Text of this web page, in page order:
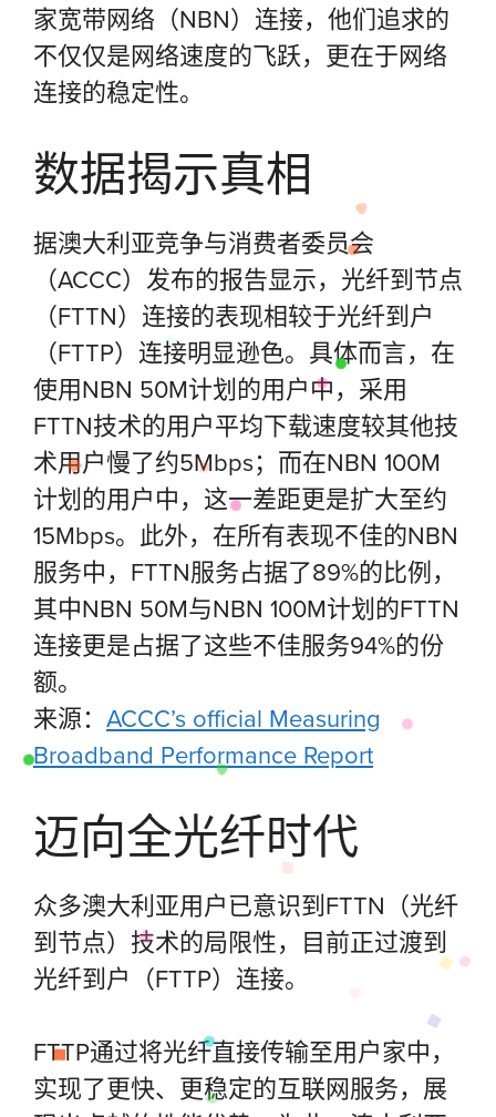
家宽带网络（NBN）连接，他们追求的
不仅仅是网络速度的飞跃，更在于网络
连接的稳定性。
数据揭示真相
据澳大利亚竞争与消费者委员会
（ACCC）发布的报告显示，光纤到节点
（FTTN）连接的表现相较于光纤到户
（FTTP）连接明显逊色。具体而言，在
使用NBN 50M计划的用户中，采用
FTTN技术的用户平均下载速度较其他技
术用户慢了约5Mbps；而在NBN 100M
计划的用户中，这一差距更是扩大至约
15Mbps。此外，在所有表现不佳的NBN
服务中，FTTN服务占据了89%的比例，
其中NBN 50M与NBN 100M计划的FTTN
连接更是占据了这些不佳服务94%的份
额。
来源： ACCC’s official Measuring
Broadband Performance Report
迈向全光纤时代
众多澳大利亚用户已意识到FTTN（光纤
到节点）技术的局限性，目前正过渡到
光纤到户（FTTP）连接。
FTTP通过将光纤直接传输至用户家中，
实现了更快、更稳定的互联网服务，展